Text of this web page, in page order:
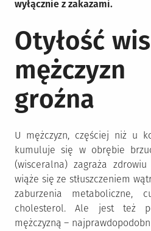
wyłącznie z zakazami.
Otyłość
groźna
U mężczyzn, częściej niż u
kumuluje się w obrębie
(wisceralna) zagraża
wiąże się ze stłuszczeniem
zaburzenia metaboliczne,
cholesterol. Ale jest też
mężczyzną –